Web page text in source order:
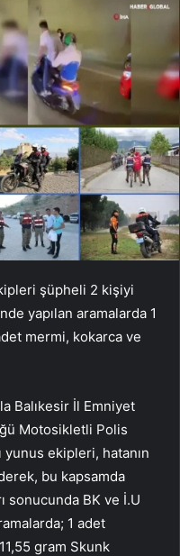
şüpheli 2 kişiyi
yapılan aramalarda 1
mermi, kokarca ve
Balıkesir İl Emniyet
Motosikletli Polis
yunus ekipleri, hatanın
bu kapsamda
sonucunda BK ve İ.U
1 adet
gram Skunk